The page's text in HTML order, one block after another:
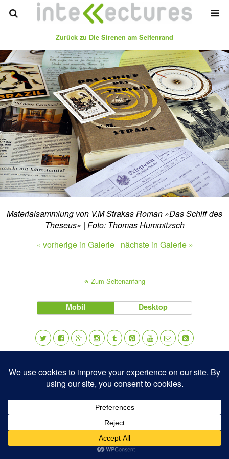
Zurück zu Die Sirenen am Seitenrand
Materialsammlung von V.M Strakas Roman »Das Schiff des
Theseus« | Foto: Thomas Hummitzsch
« vorherige in Galerie nächste in Galerie »
Zum Seitenanfang
Mobil Desktop